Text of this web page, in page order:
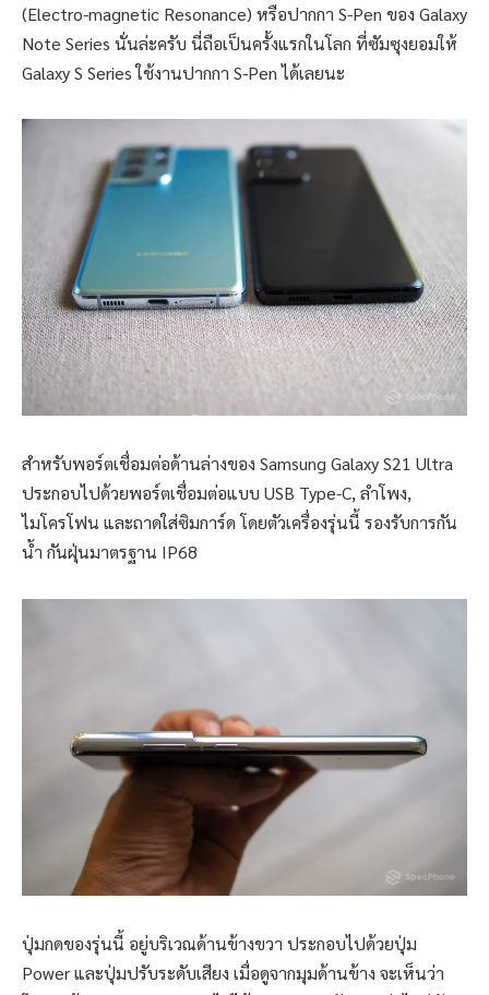
(Electro-magnetic Resonance) หรือปากกา S-Pen ของ Galaxy
Note Series นั่นล่ะครับ นี่ถือเป็นครั้งแรกในโลก ที่ซัมซุงยอมให้
Galaxy S Series ใช้งานปากกา S-Pen ได้เลยนะ
สำหรับพอร์ตเชื่อมต่อด้านล่างของ Samsung Galaxy S21 Ultra
ประกอบไปด้วยพอร์ตเชื่อมต่อแบบ USB Type-C, ลำโพง,
ไมโครโฟน และถาดใส่ซิมการ์ด โดยตัวเครื่องรุ่นนี้ รองรับการกัน
น้ำ กันฝุ่นมาตรฐาน IP68
ปุ่มกดของรุ่นนี้ อยู่บริเวณด้านข้างขวา ประกอบไปด้วยปุ่ม
Power และปุ่มปรับระดับเสียง เมื่อดูจากมุมด้านข้าง จะเห็นว่า